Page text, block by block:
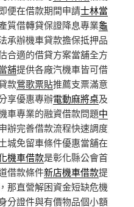
便在借款期間申請士林當
質借轉貸保證降息專業龜
承辦機車貸款擔保抵押品
合適的借貸方案當舖全方
舖提供各廠汽機車皆可借
款鶯歌票貼推薦支票滿意
享優惠專辦電動麻將桌及
車專業的融資借款問題中
辦完善借款流程快速調度
城免留車條件優惠當舖在
機車借款是彰化縣公會首
借款條件新店機車借款提
那直營解困資金短缺危機
分證件與有價物品個小額